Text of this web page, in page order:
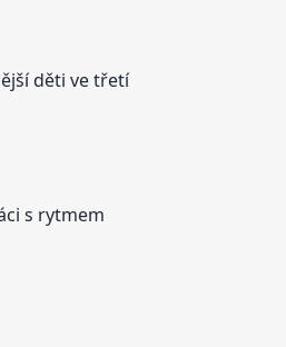
děti ve třetí
s rytmem